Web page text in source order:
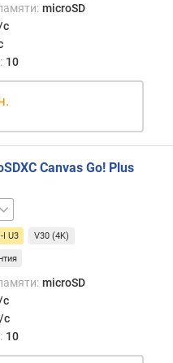
microSD
10
Canvas Go! Plus
ГБ
I U3 V30 (4K)
microSD
с
10